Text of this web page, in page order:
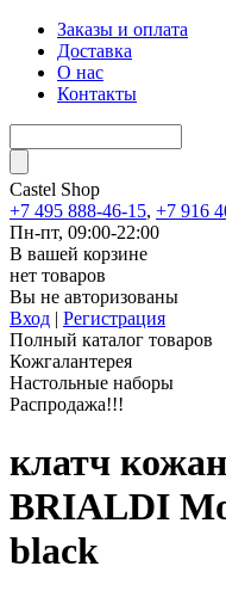
Заказы и оплата
Доставка
О нас
Контакты
Castel Shop
+7 495 888-46-15, +7 916
Пн-пт, 09:00-22:00
В вашей корзине
нет товаров
Вы не авторизованы
Вход | Регистрация
Полный каталог товаров
Кожгалантерея
Настольные наборы
Распродажа!!!
клатч
BRIALDI
black